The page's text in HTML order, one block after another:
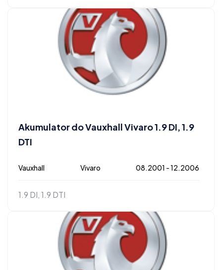
Akumulator do Vauxhall Vivaro 1.9 DI, 1.9
DTI
Vauxhall Vivaro 08.2001 - 12.2006
1.9 DI, 1.9 DTI